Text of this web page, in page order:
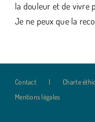
la douleur et de vivre
Je ne peux que la
Contact
Charte
Mentions légales